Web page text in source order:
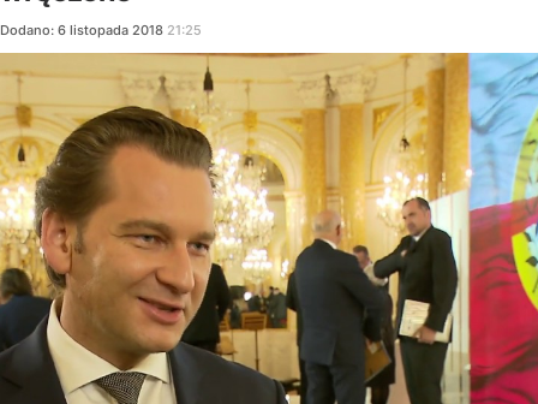
Dodano: 6 listopada 2018 21:25